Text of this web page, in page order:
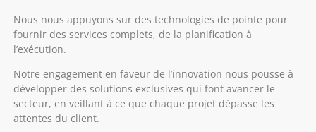
Nous nous appuyons sur des technologies de pointe pour
fournir des services complets, de la planification à
l’exécution.
Notre engagement en faveur de l’innovation nous pousse à
développer des solutions exclusives qui font avancer le
secteur, en veillant à ce que chaque projet dépasse les
attentes du client.